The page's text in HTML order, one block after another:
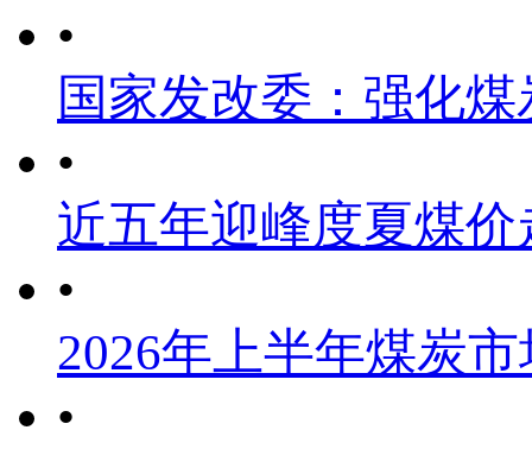
•
国家发改委：强化
•
近五年迎峰度夏煤价
•
2026年上半年煤炭
•